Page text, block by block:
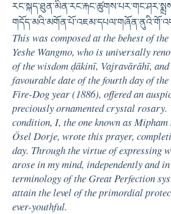
This was composed at the behest of
Yeshe Wangmo, who is universally
of the wisdom ḍākinī, Vajravārāhī, and
favourable date of the fourth day of
Fire-Dog year (1886), offered an
preciously ornamented crystal rosary.
condition, I, the one known as
Ösel Dorje, wrote this prayer,
day. Through the virtue of expressing
arose in my mind, independently and
terminology of the Great Perfection
attain the level of the primordial
ever-youthful.